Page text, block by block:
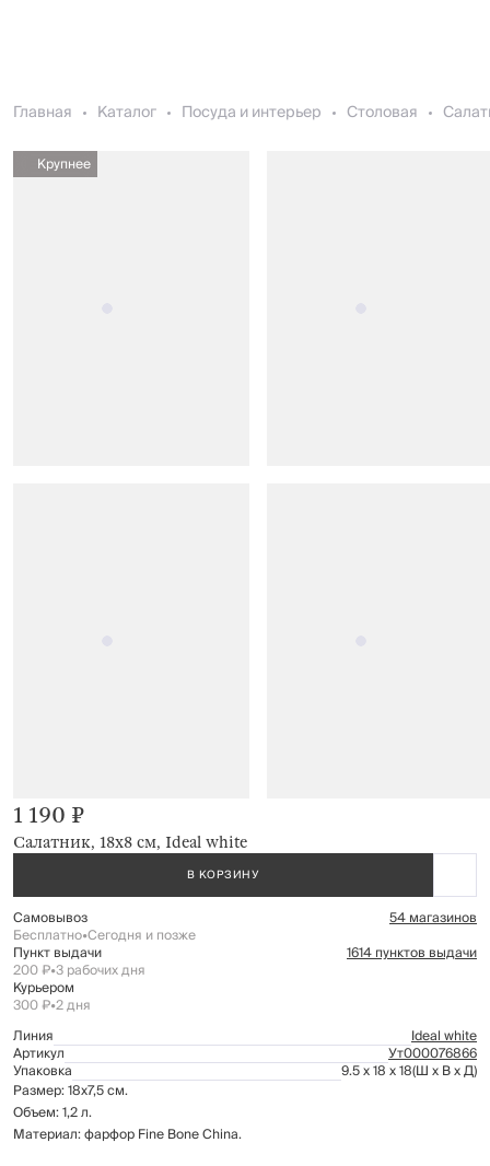
Главная Каталог Посуда и интерьер Столовая
Крупнее
Салатник, 18х8 см, Ideal white
1 190 ₽
В КОРЗИНУ
Самовывоз 54 магазинов
Бесплатно•Сегодня и позже
Пункт выдачи 1614 пунктов выдачи
200 ₽•3 рабочих дня
Курьером
300 ₽•2 дня
Линия
Ideal white
Артикул Ут000076866
Упаковка 9.5 x 18 x 18(Ш x В x Д)
Размер: 18х7,5 см.
Объем: 1,2 л.
Материал: фарфор Fine Bone China.